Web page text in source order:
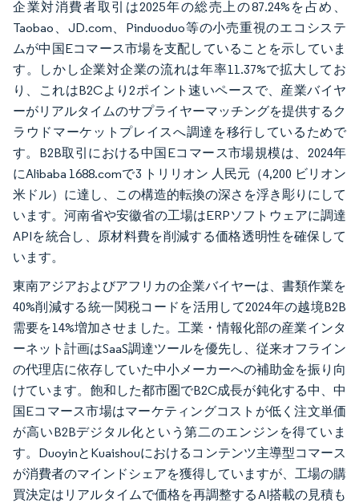
企業対消費者取引は2025年の総売上の87.24%を占め、
Taobao、JD.com、Pinduoduo等の小売重視のエコシステ
ムが中国Eコマース市場を支配していることを示していま
す。しかし企業対企業の流れは年率11.37%で拡大してお
り、これはB2Cより2ポイント速いペースで、産業バイヤ
ーがリアルタイムのサプライヤーマッチングを提供するク
ラウドマーケットプレイスへ調達を移行しているためで
す。B2B取引における中国Eコマース市場規模は、2024年
にAlibaba 1688.comで3 トリリオン 人民元（4,200 ビリオン
米ドル）に達し、この構造的転換の深さを浮き彫りにして
います。河南省や安徽省の工場はERPソフトウェアに調達
APIを統合し、原材料費を削減する価格透明性を確保して
います。
東南アジアおよびアフリカの企業バイヤーは、書類作業を
40%削減する統一関税コードを活用して2024年の越境B2B
需要を14%増加させました。工業・情報化部の産業インタ
ーネット計画はSaaS調達ツールを優先し、従来オフライン
の代理店に依存していた中小メーカーへの補助金を振り向
けています。飽和した都市圏でB2C成長が鈍化する中、中
国Eコマース市場はマーケティングコストが低く注文単価
が高いB2Bデジタル化という第二のエンジンを得ていま
す。DuoyinとKuaishouにおけるコンテンツ主導型コマース
が消費者のマインドシェアを獲得していますが、工場の購
買決定はリアルタイムで価格を再調整するAI搭載の見積も